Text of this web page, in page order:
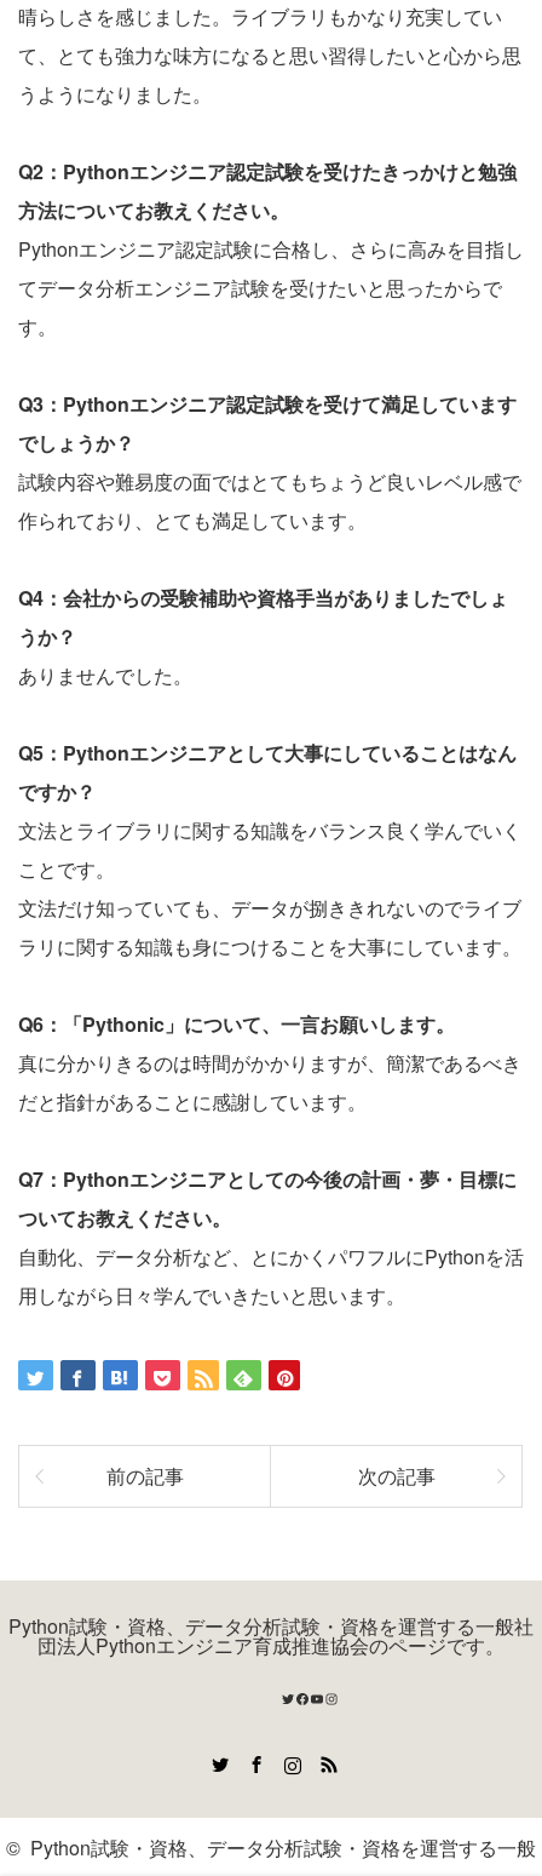
晴らしさを感じました。ライブラリもかなり充実してい
て、とても強力な味方になると思い習得したいと心から思
うようになりました。
Q2：Pythonエンジニア認定試験を受けたきっかけと勉強
方法についてお教えください。
Pythonエンジニア認定試験に合格し、さらに高みを目指し
てデータ分析エンジニア試験を受けたいと思ったからで
す。
Q3：Pythonエンジニア認定試験を受けて満足しています
でしょうか？
試験内容や難易度の面ではとてもちょうど良いレベル感で
作られており、とても満足しています。
Q4：会社からの受験補助や資格手当がありましたでしょ
うか？
ありませんでした。
Q5：Pythonエンジニアとして大事にしていることはなん
ですか？
文法とライブラリに関する知識をバランス良く学んでいく
ことです。
文法だけ知っていても、データが捌ききれないのでライブ
ラリに関する知識も身につけることを大事にしています。
Q6：「Pythonic」について、一言お願いします。
真に分かりきるのは時間がかかりますが、簡潔であるべき
だと指針があることに感謝しています。
Q7：Pythonエンジニアとしての今後の計画・夢・目標に
ついてお教えください。
自動化、データ分析など、とにかくパワフルにPythonを活
用しながら日々学んでいきたいと思います。
前の記事 次の記事
Python試験・資格、データ分析試験・資格を運営する一般社
団法人Pythonエンジニア育成推進協会のページです。
Twitter
Facebook
YouTube
Instagram
RSS
© Python試験・資格、データ分析試験・資格を運営する一般